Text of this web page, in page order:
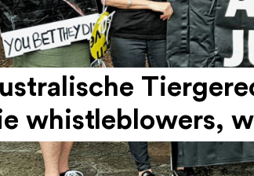
whis­t­le­blowers,